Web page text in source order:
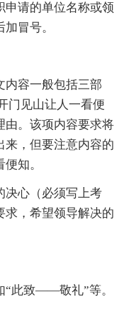
申请的单位名称或领
冒号。
内容一般包括三部
门见山让人一看便
由。该项内容要求将
来，但要注意内容的
知。
决心（必须写上考
求，希望领导解决的
“此致——敬礼”等。